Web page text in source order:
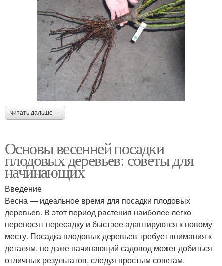
читать дальше →
Основы весенней посадки
плодовых деревьев: советы для
начинающих
Введение
Весна — идеальное время для посадки плодовых
деревьев. В этот период растения наиболее легко
переносят пересадку и быстрее адаптируются к новому
месту. Посадка плодовых деревьев требует внимания к
деталям, но даже начинающий садовод может добиться
отличных результатов, следуя простым советам.